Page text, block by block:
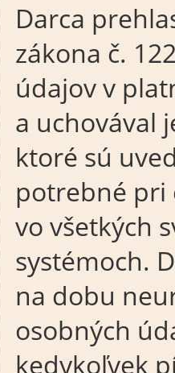
Darca
zákona č.
údajov v
a uchovával
ktoré sú
potrebné pri
vo všetkých
systémoch.
na dobu
osobných
kedykoľvek